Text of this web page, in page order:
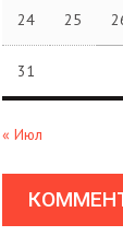
24 25
31
« Июл